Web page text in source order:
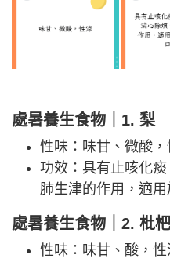
處暑養生食物｜1. 梨
性味：味甘、微酸，
功效：具有止咳化
肺生津的作用，適
處暑養生食物｜2. 枇杷
性味：味甘、酸，性